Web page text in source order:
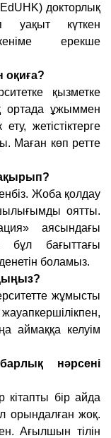
докторлық
уақыт күткен
ерекше
оқиға?
қызметке
ортада ұжыммен
жетістіктерге
Маған көп ретте
Жоба қолдау
оятты.
аясындағы
бағыттағы
боламыз.
жұмысты
аймаққа келуім
нәрсені
кітапты бір айда
орындалған жоқ.
Ағылшын тілін